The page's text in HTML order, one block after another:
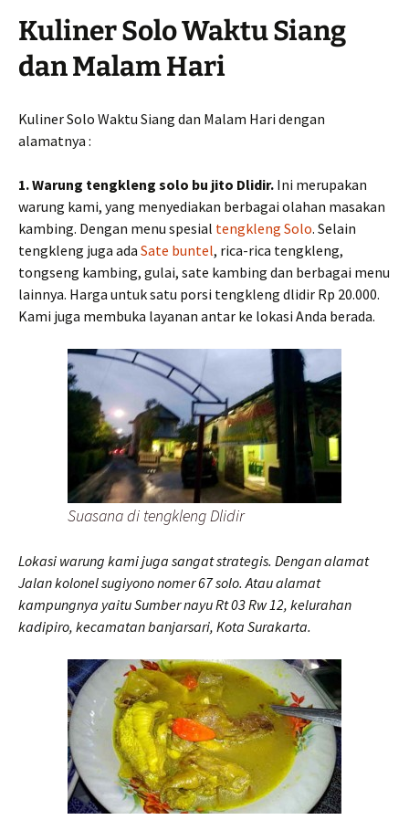
Kuliner Solo Waktu Siang
dan Malam Hari
Kuliner Solo Waktu Siang dan Malam Hari dengan
alamatnya :
1. Warung tengkleng solo bu jito Dlidir. Ini merupakan
warung kami, yang menyediakan berbagai olahan masakan
kambing. Dengan menu spesial tengkleng Solo. Selain
tengkleng juga ada Sate buntel, rica-rica tengkleng,
tongseng kambing, gulai, sate kambing dan berbagai menu
lainnya. Harga untuk satu porsi tengkleng dlidir Rp 20.000.
Kami juga membuka layanan antar ke lokasi Anda berada.
Suasana di tengkleng Dlidir
Lokasi warung kami juga sangat strategis. Dengan alamat
Jalan kolonel sugiyono nomer 67 solo. Atau alamat
kampungnya yaitu Sumber nayu Rt 03 Rw 12, kelurahan
kadipiro, kecamatan banjarsari, Kota Surakarta.